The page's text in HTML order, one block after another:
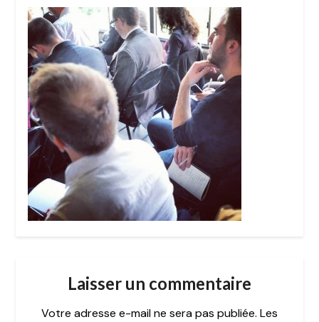
Laisser un commentaire
Votre adresse e-mail ne sera pas publiée. Les